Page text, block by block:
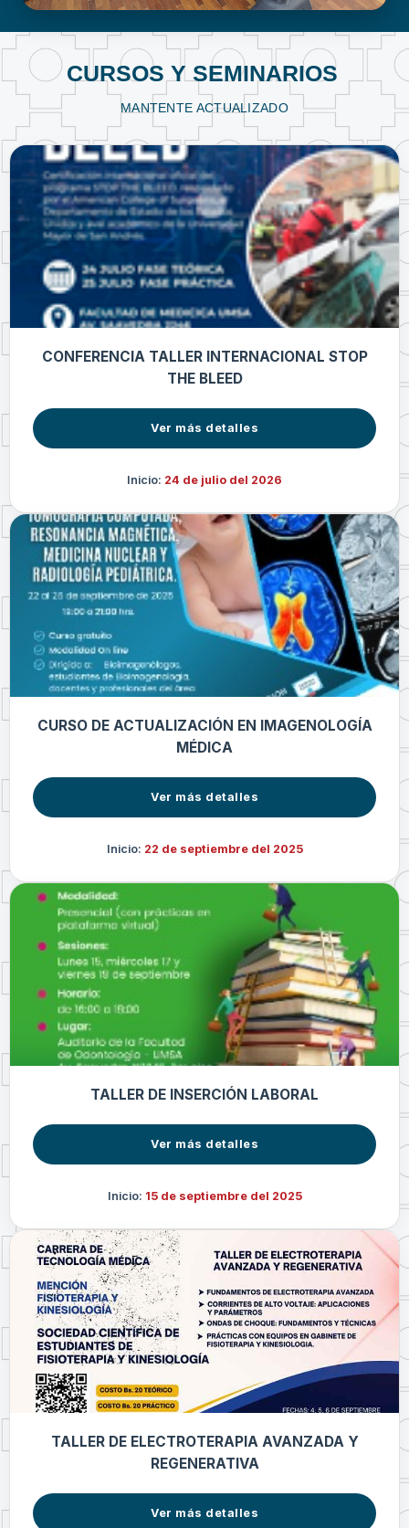
FISIOTERAPIA Y KINESIOLOGÍA
CURSOS Y SEMINARIOS
MANTENTE ACTUALIZADO
CONFERENCIA TALLER INTERNACIONAL STOP
THE BLEED
Ver más detalles
Inicio: 24 de julio del 2026
CURSO DE ACTUALIZACIÓN EN IMAGENOLOGÍA
MÉDICA
Ver más detalles
Inicio: 22 de septiembre del 2025
TALLER DE INSERCIÓN LABORAL
Ver más detalles
Inicio: 15 de septiembre del 2025
TALLER DE ELECTROTERAPIA AVANZADA Y
REGENERATIVA
Ver más detalles